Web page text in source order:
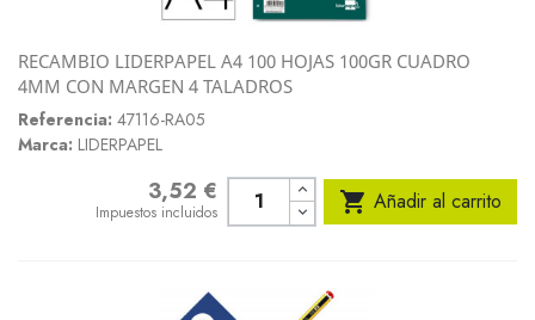
RECAMBIO LIDERPAPEL A4 100 HOJAS 100GR CUADRO
4MM CON MARGEN 4 TALADROS
Referencia: 47116-RA05
Marca: LIDERPAPEL
3,52 €
Impuestos incluidos  Añadir al carrito